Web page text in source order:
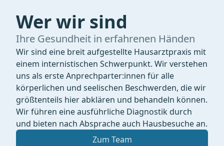
Wer wir sind
Ihre Gesundheit in erfahrenen Händen
Wir sind eine breit aufgestellte Hausarztpraxis mit
einem internistischen Schwerpunkt. Wir verstehen
uns als erste Anprechparter:innen für alle
körperlichen und seelischen Beschwerden, die wir
größtenteils hier abklären und behandeln können.
Wir führen eine ausführliche Diagnostik durch
und bieten nach Absprache auch Hausbesuche an.
Zum Team